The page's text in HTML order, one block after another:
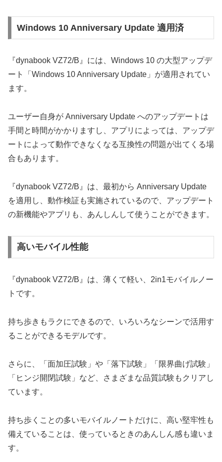
Windows 10 Anniversary Update 適用済
『dynabook VZ72/B』には、Windows 10 の大型アップデ
ート「Windows 10 Anniversary Update」が適用されてい
ます。
ユーザー自身が Anniversary Update へのアップデートは
手間と時間がかかりますし、アプリによっては、アップデ
ートによって動作できなくなる互換性の問題が出てくる場
合もあります。
『dynabook VZ72/B』は、最初から Anniversary Update
を適用し、動作検証も実施されているので、アップデート
の新機能やアプリも、あんしんして使うことができます。
高いモバイル性能
『dynabook VZ72/B』は、薄くて軽い、2in1モバイルノー
トです。
持ち歩きもラクにできるので、いろいろなシーンで活用す
ることができるモデルです。
さらに、「面加圧試験」や「落下試験」「限界曲げ試験」
「ヒンジ開閉試験」など、さまざまな品質試験もクリアし
ています。
持ち歩くことの多いモバイルノートだけに、高い堅牢性も
備えていることは、使っているときのあんしん感も違いま
す。